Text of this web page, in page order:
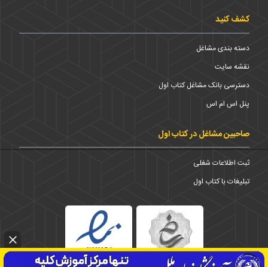
کشف کنید
دسته بندی مشاغل
نقشه سایت
دسترسی بانک مشاغل کتاب اول
پنل اس ام اس
صاحبین مشاغل در کتاب اول
ثبت اطلاعات شغلی
تبلیغات با کتاب اول